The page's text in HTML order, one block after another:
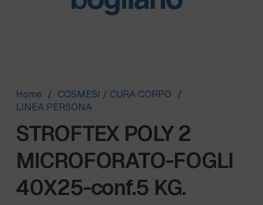
Home / COSMESI / CURA CORPO /
LINEA PERSONA
STROFTEX POLY 2
MICROFORATO-FOGLI
40X25-conf.5 KG.